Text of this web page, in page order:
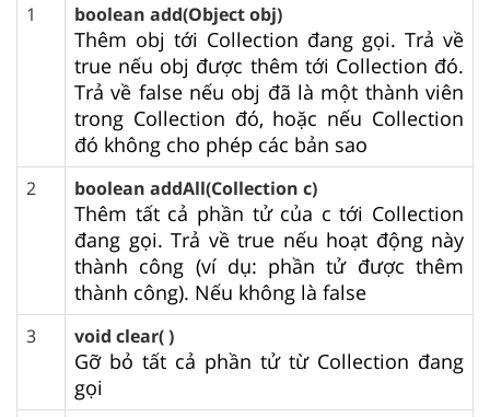
1
boolean add(Object obj)
Thêm obj tới Collection đang gọi. Trả về
true nếu obj được thêm tới Collection đó.
Trả về false nếu obj đã là một thành viên
trong Collection đó, hoặc nếu Collection
đó không cho phép các bản sao
2 boolean addAll(Collection c)
Thêm tất cả phần tử của c tới Collection
đang gọi. Trả về true nếu hoạt động này
thành công (ví dụ: phần tử được thêm
thành công). Nếu không là false
3 void clear( )
Gỡ bỏ tất cả phần tử từ Collection đang
gọi